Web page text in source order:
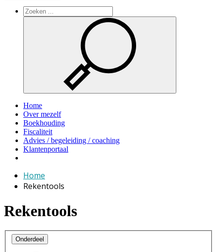
Home
Over mezelf
Boekhouding
Fiscaliteit
Advies / begeleiding / coaching
Klantenportaal
Home
Rekentools
Rekentools
Onderdeel